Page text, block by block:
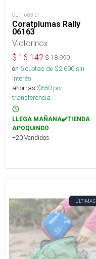
OUT1683-C
Coratplumas Rally
06163
Victorinox
$ 16.142 $18.990
en 6cuotas de $2.690sin
interés
ahorras $650 por
transferencia.
LLEGA MAÑANA✔️TIENDA
APOQUINDO
+20 Vendidos
ÚLTIMAS